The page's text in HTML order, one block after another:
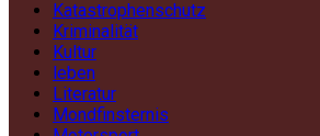
Katastrophenschutz
Kriminalität
Kultur
leben
Literatur
Mondfinsternis